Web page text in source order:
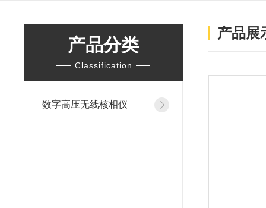
产品分类
Classification
数字高压无线核相仪
产品展